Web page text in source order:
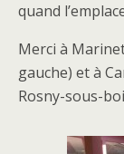
quand
Merci à
gauche) et à
Rosny-sous-